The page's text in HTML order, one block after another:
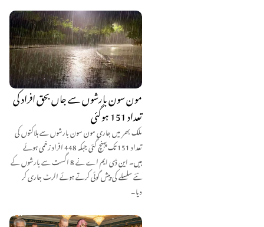
مون سون بارشوں سے جاں بحق افراد کی
تعداد 151 ہوگئی
ملک بھر میں جاری مون سون بارشوں سے ہلاکتوں کی
تعداد 151 تک پہنچ گئی جبکہ 448 افراد زخمی ہوئے
ہیں۔ این ڈی ایم اے نے 8 اگست سے بارشوں کے
نئے سلسلے کی پیش گوئی کرتے ہوئے الرٹ جاری کر
دیا۔